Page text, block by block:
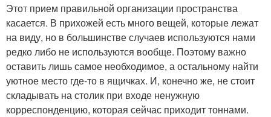
Этот прием правильной организации пространства
касается. В прихожей есть много вещей, которые лежат
на виду, но в большинстве случаев используются нами
редко либо не используются вообще. Поэтому важно
оставить лишь самое необходимое, а остальному найти
уютное место где-то в ящичках. И, конечно же, не стоит
складывать на столик при входе ненужную
корреспонденцию, которая сейчас приходит тоннами.